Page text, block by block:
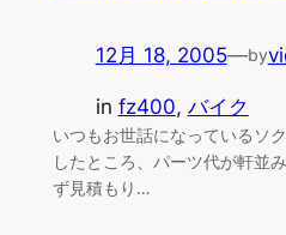
12月 18, 2005—by
in fz400, バイク
いつもお世話になっているソ
したところ、パーツ代が軒並
ず見積もり…